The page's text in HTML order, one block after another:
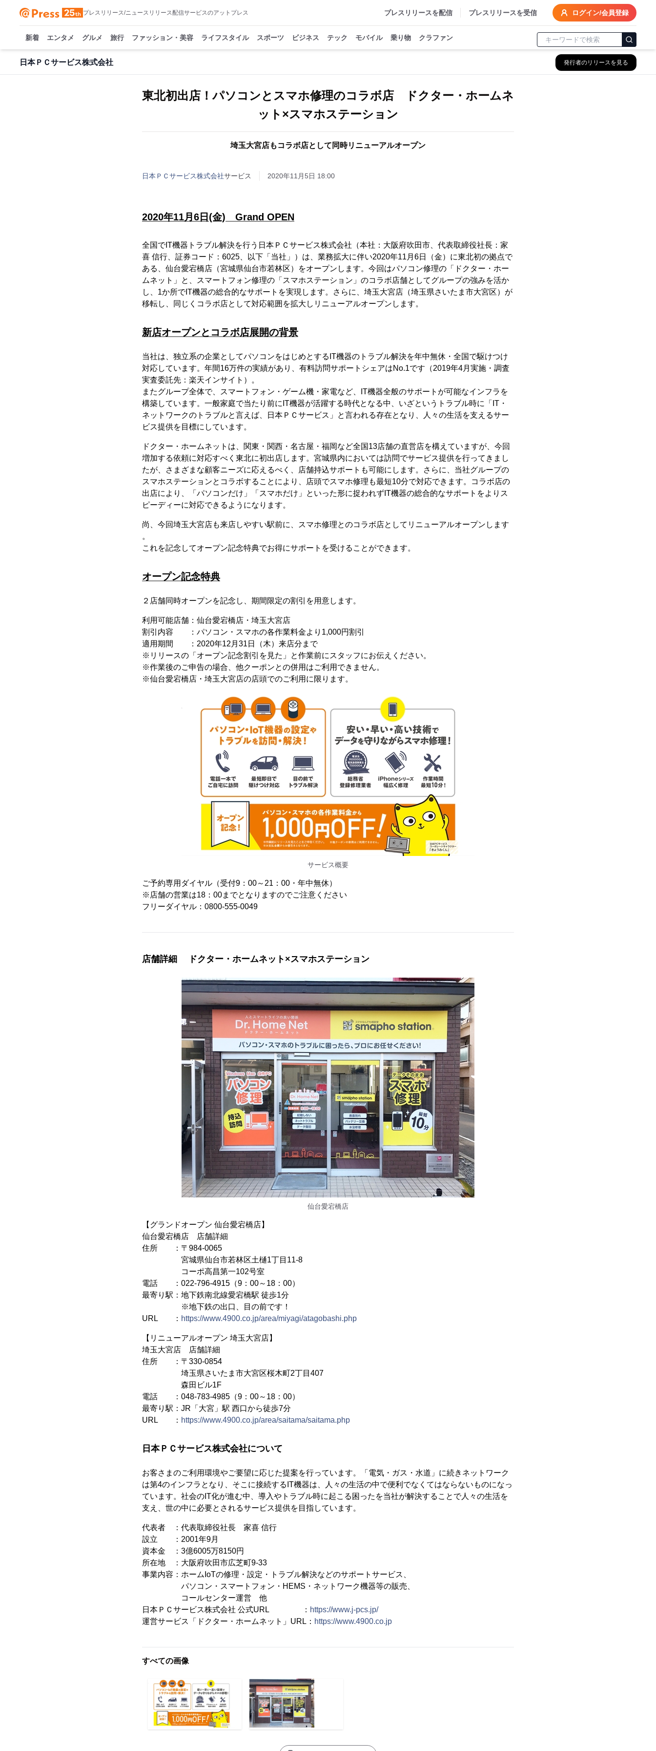
プレスリリース/ニュースリリース配信サービスのアットプレス プレスリリースを配信 プレスリリースを受信 ログイン/会員登録
新着 エンタメ グルメ 旅行 ファッション・美容 ライフスタイル スポーツ ビジネス テック モバイル 乗り物 クラファン
日本ＰＣサービス株式会社 発行者のリリースを見る
東北初出店！パソコンとスマホ修理のコラボ店 ドクター・ホームネ
ット×スマホステーション
埼玉大宮店もコラボ店として同時リニューアルオープン
日本ＰＣサービス株式会社サービス 2020年11月5日 18:00
2020年11月6日(金) Grand OPEN
全国でIT機器トラブル解決を行う日本ＰＣサービス株式会社（本社：大阪府吹田市、代表取締役社長：家
喜 信行、証券コード：6025、以下「当社」）は、業務拡大に伴い2020年11月6日（金）に東北初の拠点で
ある、仙台愛宕橋店（宮城県仙台市若林区）をオープンします。今回はパソコン修理の「ドクター・ホー
ムネット」と、スマートフォン修理の「スマホステーション」のコラボ店舗としてグループの強みを活か
し、1か所でIT機器の総合的なサポートを実現します。さらに、埼玉大宮店（埼玉県さいたま市大宮区）が
移転し、同じくコラボ店として対応範囲を拡大しリニューアルオープンします。
新店オープンとコラボ店展開の背景
当社は、独立系の企業としてパソコンをはじめとするIT機器のトラブル解決を年中無休・全国で駆けつけ
対応しています。年間16万件の実績があり、有料訪問サポートシェアはNo.1です（2019年4月実施・調査
実査委託先：楽天インサイト）。
またグループ全体で、スマートフォン・ゲーム機・家電など、IT機器全般のサポートが可能なインフラを
構築しています。一般家庭で当たり前にIT機器が活躍する時代となる中、いざというトラブル時に「IT・
ネットワークのトラブルと言えば、⽇本ＰＣサービス」と言われる存在となり、人々の生活を支えるサー
ビス提供を目標にしています。
ドクター・ホームネットは、関東・関西・名古屋・福岡など全国13店舗の直営店を構えていますが、今回
増加する依頼に対応すべく東北に初出店します。宮城県内においては訪問でサービス提供を行ってきまし
たが、さまざまな顧客ニーズに応えるべく、店舗持込サポートも可能にします。さらに、当社グループの
スマホステーションとコラボすることにより、店頭でスマホ修理も最短10分で対応できます。コラボ店の
出店により、「パソコンだけ」「スマホだけ」といった形に捉われずIT機器の総合的なサポートをよりス
ピーディーに対応できるようになります。
尚、今回埼玉大宮店も来店しやすい駅前に、スマホ修理とのコラボ店としてリニューアルオープンします
。
これを記念してオープン記念特典でお得にサポートを受けることができます。
オープン記念特典
２店舗同時オープンを記念し、期間限定の割引を用意します。
利用可能店舗：仙台愛宕橋店・埼玉大宮店
割引内容 ：パソコン・スマホの各作業料金より1,000円割引
適用期間 ：2020年12月31日（木）来店分まで
※リリースの「オープン記念割引を見た」と作業前にスタッフにお伝えください。
※作業後のご申告の場合、他クーポンとの併用はご利用できません。
※仙台愛宕橋店・埼玉大宮店の店頭でのご利用に限ります。
サービス概要
ご予約専用ダイヤル（受付9：00～21：00・年中無休）
※店舗の営業は18：00までとなりますのでご注意ください
フリーダイヤル：0800-555-0049
店舗詳細 ドクター・ホームネット×スマホステーション
仙台愛宕橋店
【グランドオープン 仙台愛宕橋店】
仙台愛宕橋店 店舗詳細
住所 ：〒984-0065
宮城県仙台市若林区土樋1丁目11-8
コーポ高昌第一102号室
電話 ：022-796-4915（9：00～18：00）
最寄り駅：地下鉄南北線愛宕橋駅 徒歩1分
※地下鉄の出口、目の前です！
URL ： https://www.4900.co.jp/area/miyagi/atagobashi.php
【リニューアルオープン 埼玉大宮店】
埼玉大宮店 店舗詳細
住所 ：〒330-0854
埼玉県さいたま市大宮区桜木町2丁目407
森田ビル1F
電話 ：048-783-4985（9：00～18：00）
最寄り駅：JR「大宮」駅 西口から徒歩7分
URL ： https://www.4900.co.jp/area/saitama/saitama.php
日本ＰＣサービス株式会社について
お客さまのご利用環境やご要望に応じた提案を行っています。「電気・ガス・水道」に続きネットワーク
は第4のインフラとなり、そこに接続するIT機器は、人々の生活の中で便利でなくてはならないものになっ
ています。社会のIT化が進む中、導入やトラブル時に起こる困ったを当社が解決することで人々の生活を
支え、世の中に必要とされるサービス提供を目指しています。
代表者 ：代表取締役社長 家喜 信行
設立 ：2001年9月
資本金 ：3億6005万8150円
所在地 ：大阪府吹田市広芝町9-33
事業内容：ホームIoTの修理・設定・トラブル解決などのサポートサービス、
パソコン・スマートフォン・HEMS・ネットワーク機器等の販売、
コールセンター運営 他
日本ＰＣサービス株式会社 公式URL ： https://www.j-pcs.jp/
運営サービス「ドクター・ホームネット」URL： https://www.4900.co.jp
すべての画像